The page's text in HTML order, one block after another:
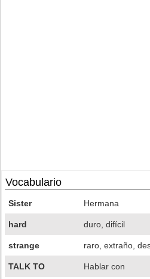
Vocabulario
Sister Hermana
hard duro, difícil
strange raro, extraño,
TALK TO Hablar con